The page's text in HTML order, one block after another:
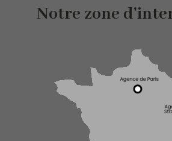
Notre zone